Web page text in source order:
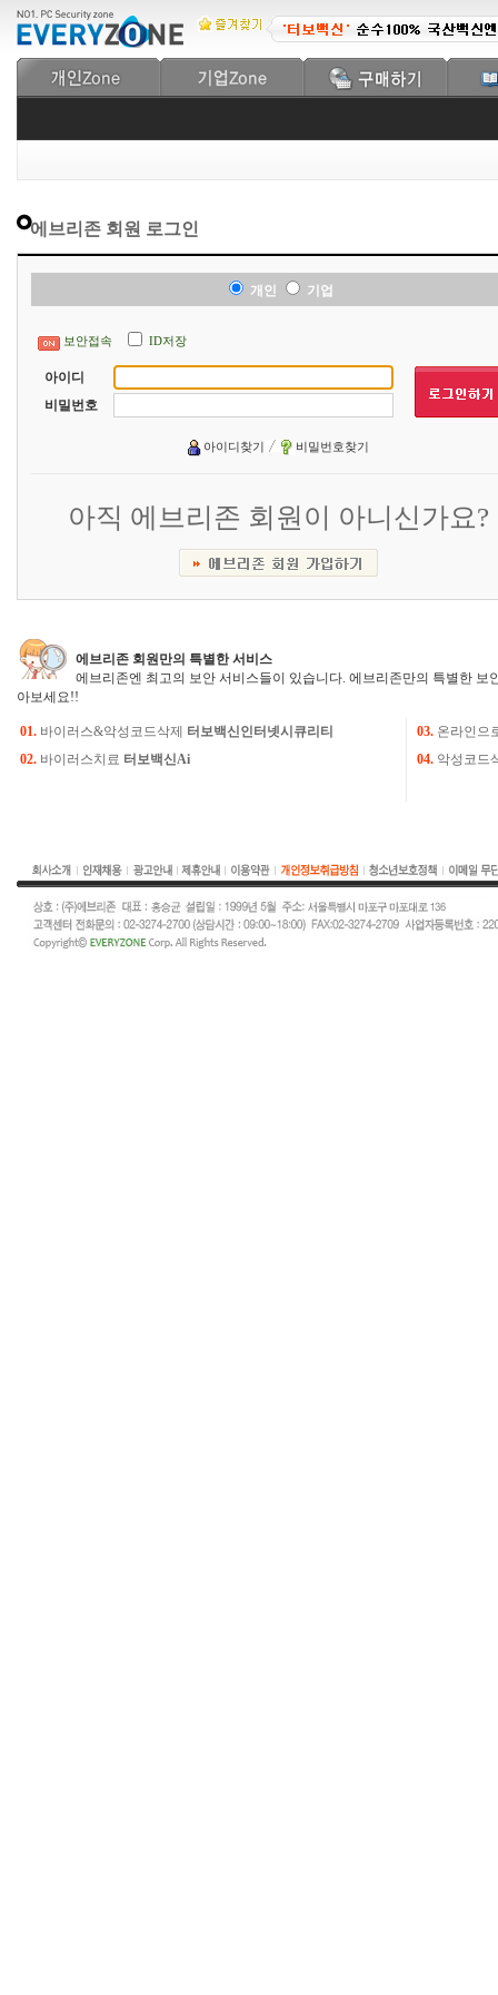
에브리존 회원 로그인
개인 기업
보안접속 ID저장
아이디
비밀번호
아이디찾기 비밀번호찾기
아직 에브리존 회원이 아니신가요?
에브리존 회원만의 특별한 서비스
에브리존엔 최고의 보안 서비스들이 있습니다. 에브리존만의 특별한 보
아보세요!!
01. 바이러스&악성코드삭제 터보백신인터넷시큐리티 03. 온라인으
02. 바이러스치료 터보백신Ai 04. 악성코드